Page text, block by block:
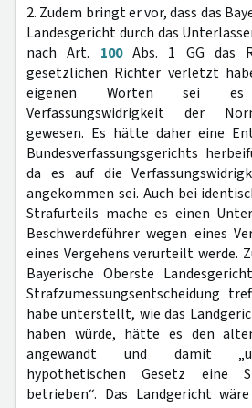
2. Zudem bringt er vor, dass das
Landesgericht durch das
nach Art. 100Abs. 1 GG das
gesetzlichen Richter verletzt
eigenen Worten sei
Verfassungswidrigkeit der
gewesen. Es hätte daher eine
Bundesverfassungsgerichts
da es auf die
angekommen sei. Auch bei
Strafurteils mache es einen
Beschwerdeführer wegen eines
eines Vergehens verurteilt werde.
Bayerische Oberste
Strafzumessungsentscheidung
habe unterstellt, wie das
haben würde, hätte es den
angewandt und damit
hypothetischen Gesetz eine
betrieben“. Das Landgericht